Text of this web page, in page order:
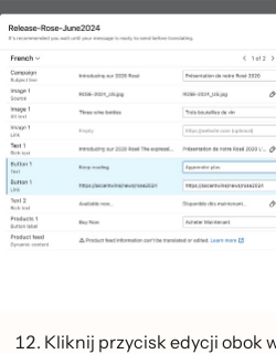
Kliknij przycisk edycji obok